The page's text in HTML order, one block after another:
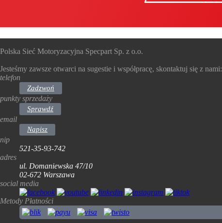
Polska Sieć Motoryzacyjna Specpart Sp. z o.o.
Jesteśmy zawsze otwarci na sugestie i współpracę, skontaktuj się z nami:
telefon
Zadzwoń
punkty sprzedaży
Sprawdź
email
Napisz
nip
521-35-93-742
adres
ul. Domaniewska 47/10
02-672 Warszawa
social media
Metody Płatności